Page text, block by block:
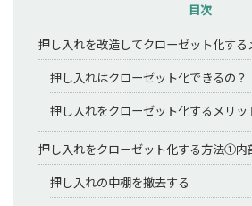
目次
押し入れを改造してクローゼット化する
押し入れはクローゼット化できるの？
押し入れをクローゼット化するメリッ
押し入れをクローゼット化する方法①内
押し入れの中棚を撤去する